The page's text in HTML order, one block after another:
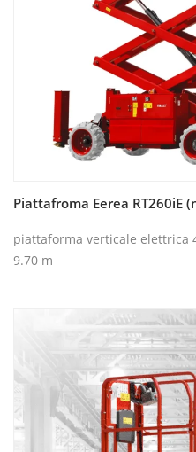
Leggi
Piattafroma Eerea RT260iE
piattaforma verticale elettrica
9.70 m